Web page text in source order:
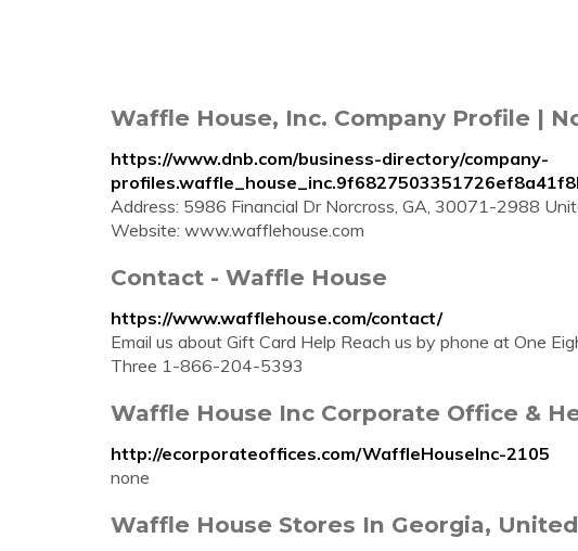
Waffle House, Inc. Company Profile |
https://www.dnb.com/business-directory/company-
Address: 5986 Financial Dr Norcross, GA, 30071-2988
Website: www.wafflehouse.com
Contact - Waffle House
https://www.wafflehouse.com/contact/
Email us about Gift Card Help Reach us by phone at One
Three 1-866-204-5393
Waffle House Inc Corporate Office &
http://ecorporateoffices.com/WaffleHouseInc-2105
none
Waffle House Stores In Georgia,